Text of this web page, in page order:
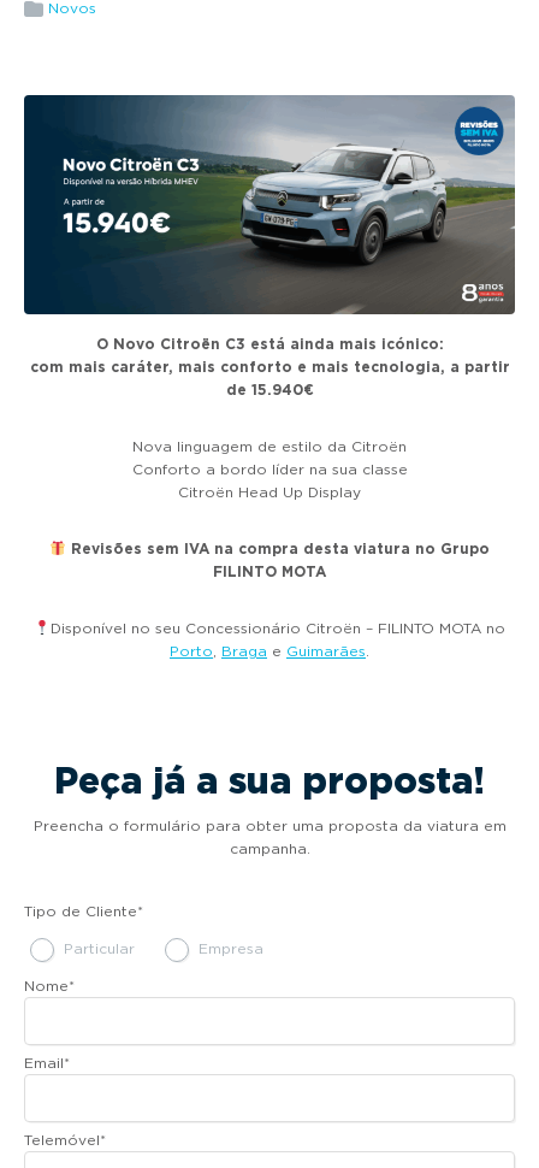
g
i
Novos
O Novo Citroën C3 está ainda mais icónico:
com mais caráter, mais conforto e mais tecnologia, a partir
de 15.940€
Nova linguagem de estilo da Citroën
Conforto a bordo líder na sua classe
Citroën Head Up Display
Revisões sem IVA na compra desta viatura no Grupo
FILINTO MOTA
Disponível no seu Concessionário Citroën – FILINTO MOTA no
Porto Braga e Guimarães
Peça já a sua proposta!
Preencha o formulário para obter uma proposta da viatura em
campanha.
Tipo de Cliente*
Particular Empresa
Nome*
Email*
Telemóvel*